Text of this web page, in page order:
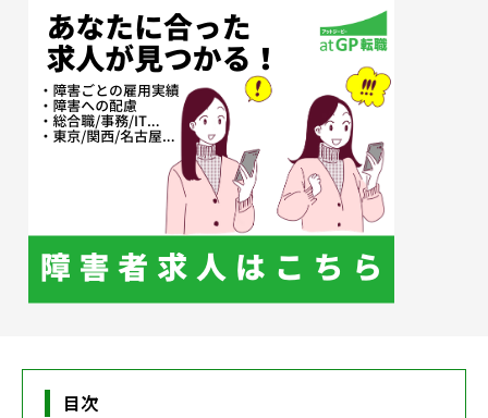
目次
IT・Web制作スキルを身につける就労移行支援サービス